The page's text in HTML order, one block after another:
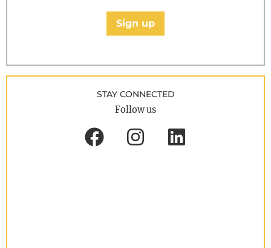
Sign up
STAY CONNECTED
Follow us